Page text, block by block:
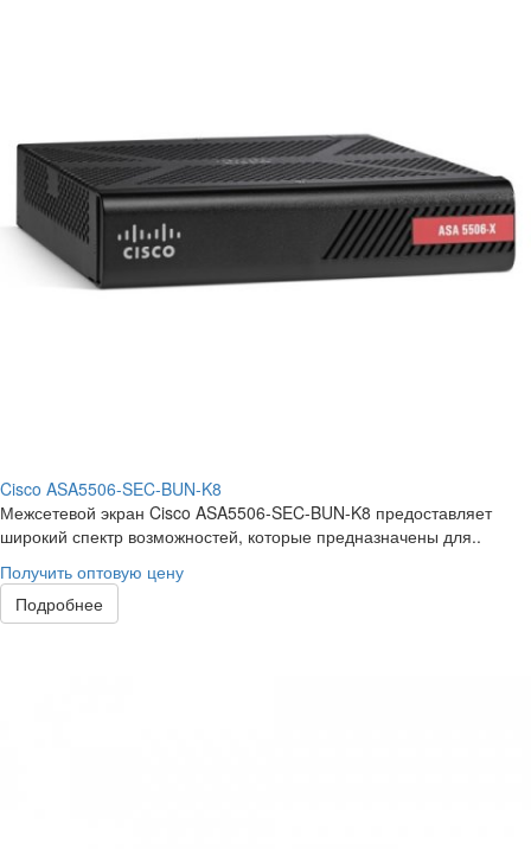
Cisco ASA5506-SEC-BUN-K8
Межсетевой экран Cisco ASA5506-SEC-BUN-K8 предоставляет
широкий спектр возможностей, которые предназначены для..
Получить оптовую цену
Подробнее